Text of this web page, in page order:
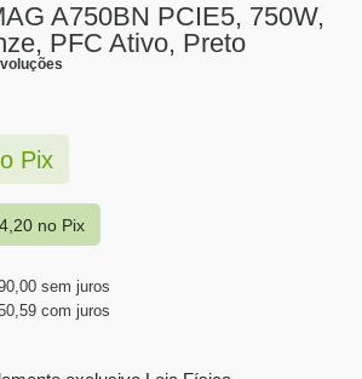
A750BN PCIE5, 750W,
PFC Ativo, Preto
sem juros
com juros
Pix
no Pix